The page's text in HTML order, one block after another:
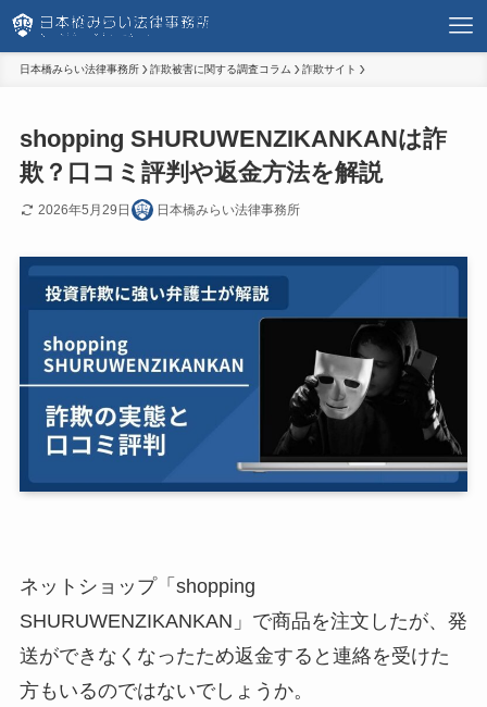
日本橋みらい法律事務所 詐欺被害に関する調査コラム 詐欺サイト
shopping SHURUWENZIKANKANは詐
欺？口コミ評判や返金方法を解説
2026年5月29日 日本橋みらい法律事務所
ネットショップ「shopping
SHURUWENZIKANKAN」で商品を注文したが、発
送ができなくなったため返金すると連絡を受けた
方もいるのではないでしょうか。